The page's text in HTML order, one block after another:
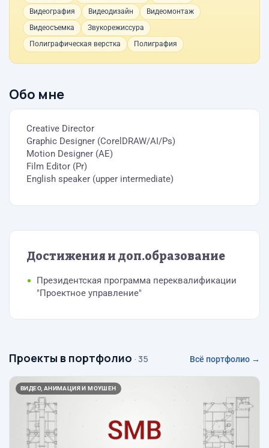
Видеография
Видеодизайн
Видеомонтаж
Видеосъемка
Звукорежиссура
Полиграфическая верстка
Полиграфия
Обо мне
Creative Director
Graphic Designer (CorelDRAW/AI/Ps)
Motion Designer (AE)
Film Editor (Pr)
English speaker (upper intermediate)
Достижения и доп.образование
Президентская программа переквалификации
"Проектное управление"
Проекты в портфолио · 35 Всё портфолио →
ВИДЕО, АНИМАЦИЯ И МОУШЕН